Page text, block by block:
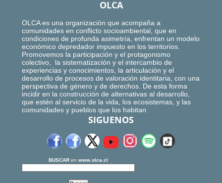
OLCA
OLCA es una organización que acompaña a
comunidades en conflicto socioambiental, que en
condiciones de profunda asimetría, enfrentan un modelo
económico depredador impuesto en los territorios.
Promovemos la participación y el protagonismo
colectivo, la sistematización y el intercambio de
experiencias y conocimientos, la articulación y el
desarrollo de procesos de valoración identitaria, con una
perspectiva de género y de derechos. De esta forma
incidir en la construcción de alternativas al desarrollo,
que estén al servicio de la vida, los ecosistemas, y las
comunidades y pueblos que los habitan.
SIGUENOS
BUSCAR en www.olca.cl